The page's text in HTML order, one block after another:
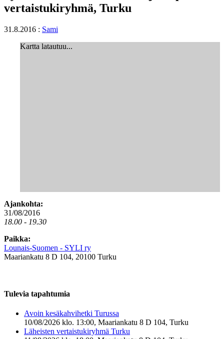
vertaistukiryhmä, Turku
31.8.2016 : Sami
Kartta latautuu...
Ajankohta:
31/08/2016
18.00 - 19.30
Paikka:
Lounais-Suomen - SYLI ry
Maariankatu 8 D 104, 20100 Turku
Tulevia tapahtumia
Avoin kesäkahvihetki Turussa
10/08/2026 klo. 13:00, Maariankatu 8 D 104, Turku
Läheisten vertaistukiryhmä Turku